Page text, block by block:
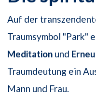
Auf der
Traumsymbol "Park"
Meditation und
Traumdeutung ein
Mann und Frau.